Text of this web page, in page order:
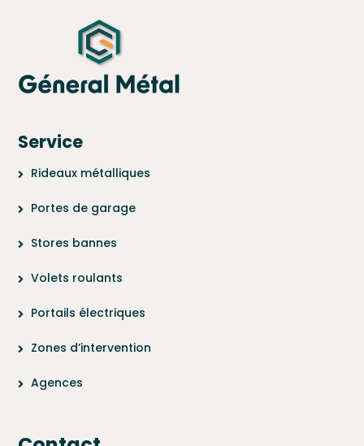
Service
Rideaux métalliques
Portes de garage
Stores bannes
Volets roulants
Portails électriques
Zones d’intervention
Agences